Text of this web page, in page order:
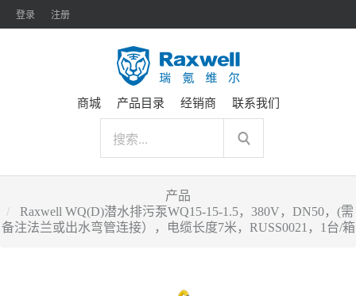
登录 注册
商城 产品目录 经销商 联系我们
产品
Raxwell WQ(D)潜水排污泵WQ15-15-1.5，380V，DN50，(需
备注法兰或出水弯管连接），电缆长度7米，RUSS0021，1台/箱